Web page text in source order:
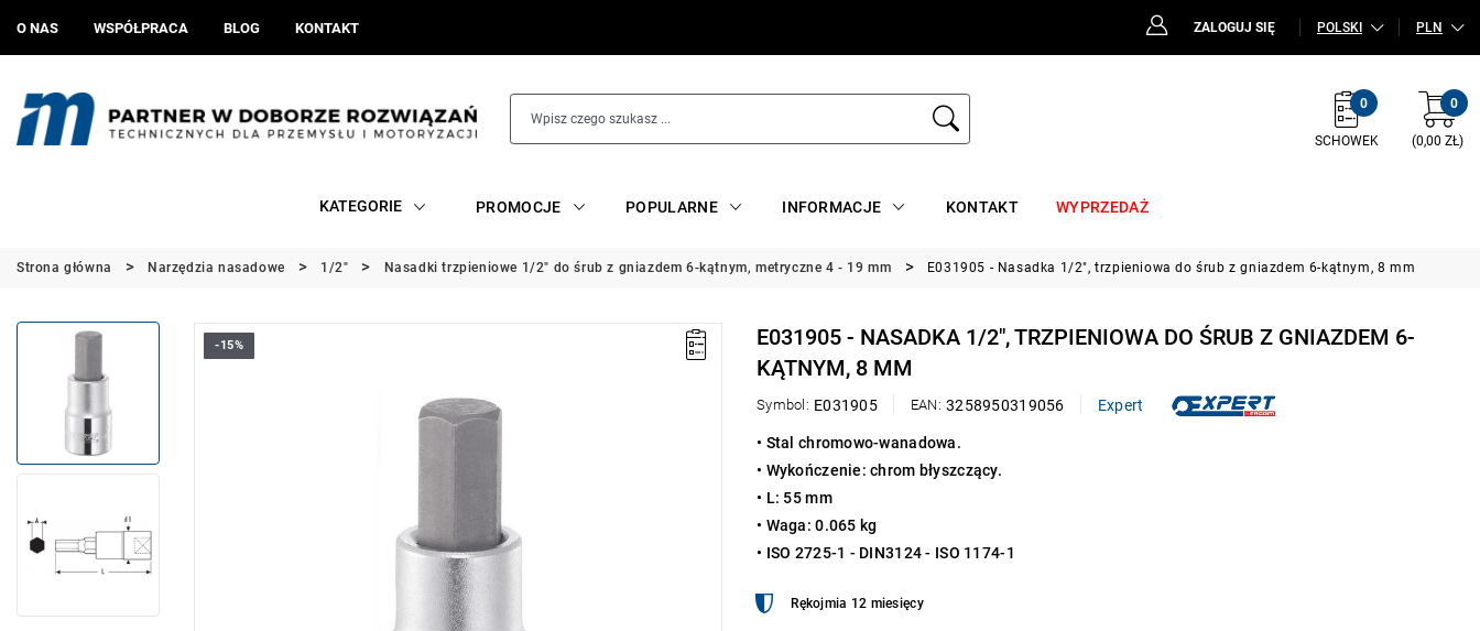
O NAS WSPÓŁPRACA BLOG KONTAKT ZALOGUJ SIĘ POLSKI PLN
0
SCHOWEK
0
(0,00 ZŁ)
KATEGORIE PROMOCJE POPULARNE INFORMACJE KONTAKT WYPRZEDAŻ
Strona główna Narzędzia nasadowe 1/2" Nasadki trzpieniowe 1/2" do śrub z gniazdem 6-kątnym, metryczne 4 - 19 mm E031905 - Nasadka 1/2", trzpieniowa do śrub z gniazdem 6-kątnym, 8 mm
-15%
E031905 - NASADKA 1/2", TRZPIENIOWA DO ŚRUB Z GNIAZDEM 6-
KĄTNYM, 8 MM
Symbol: E031905 EAN: 3258950319056 Expert
• Stal chromowo-wanadowa.
• Wykończenie: chrom błyszczący.
• L: 55 mm
• Waga: 0.065 kg
• ISO 2725-1 - DIN3124 - ISO 1174-1
Rękojmia 12 miesięcy